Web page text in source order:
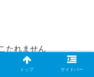
たれません
トップ サイドバー